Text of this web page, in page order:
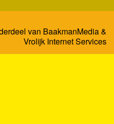
van BaakmanMedia&
Vrolijk Internet Services